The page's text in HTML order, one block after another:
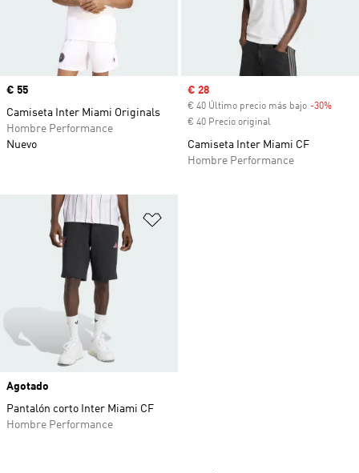
Precio
€ 55
Camiseta Inter Miami Originals
Hombre Performance
Nuevo
Precio de venta
€ 28
€ 40 Último precio más bajo -30%
€ 40 Precio original
Camiseta Inter Miami CF
Hombre Performance
Agotado
Pantalón corto Inter Miami CF
Hombre Performance